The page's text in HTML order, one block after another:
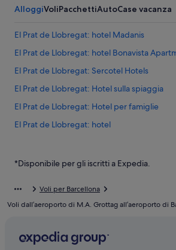
AlloggiVoliPacchettiAutoCase vacanza
El Prat de Llobregat: hotel Madanis
El Prat de Llobregat: hotel Bonavista
El Prat de Llobregat: Sercotel Hotels
El Prat de Llobregat: Hotel sulla spiaggia
El Prat de Llobregat: Hotel per famiglie
El Prat de Llobregat: hotel
Barcelona Intl.: hotel nelle vicinanze
El Prat de Llobregat: Pensioni
El Prat de Llobregat: Campeggi
*Disponibile per gli iscritti a Expedia.
Voli per Barcellona
Voli dall’aeroporto di M.A. Grottag all’aeroporto di